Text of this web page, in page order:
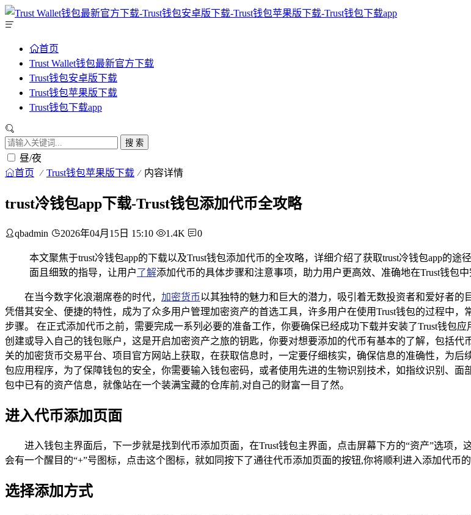
首页
Trust Wallet钱包最新官方下载
Trust钱包安卓版下载
Trust钱包苹果版下载
Trust钱包下载app
搜 索
昼/夜
首页 Trust钱包苹果版下载 内容详情
trust冷钱包app下载-Trust钱包添加代币全攻略
qbadmin 2026年04月15日 15:10 1.4K 0
本文聚焦于trust冷钱包app的下载以及Trust钱包添加代币的全攻略，详细介绍了获取trust冷钱包app的
面且细致的指导，让用户了解添加代币的具体步骤和注意事项，助力用户更高效、准确地在Trust钱包
在当今数字化浪潮席卷的时代， 加密货币以其独特的魅力和巨大的潜力，吸引着无数投资者和爱好者的
凭借其安全、便捷的特性，成为了众多用户管理加密资产的首选工具，许多用户在使用Trust钱包的过程中
步骤。 在正式添加代币之前，需要完成一系列必要的准备工作，你要确保已经成功下载并安装了Trust钱包
创建或导入自己的钱包账户，这是开启加密资产之旅的钥匙，你要对想要添加的代币有基本的了解，包括
关的加密货币交易平台、项目官方网站上获取，在获取信息时，一定要仔细核实，确保信息的准确性，为
包应用程序，为了保障钱包的安全，你需要输入钱包密码，或者使用先进的生物识别技术，如指纹识别、
包中已有的资产信息，就像站在一个装满宝藏的仓库前,对自己的财富一目了然。
进入代币添加页面
进入钱包主界面后，下一步就是找到代币添加页面，在Trust钱包主界面，点击屏幕下方的“资产”选项
会有一个醒目的“+”号图标，点击这个图标，就如同按下了通往代币添加页面的按钮,你将顺利进入添加代币的
选择添加方式